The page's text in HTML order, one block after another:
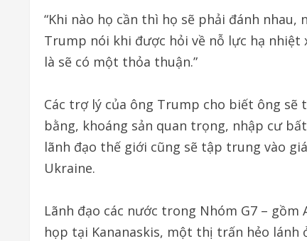
“Khi nào họ cần thì họ sẽ phải đánh nhau,
Trump nói khi được hỏi về nỗ lực hạ nhiệt
là sẽ có một thỏa thuận.”
Các trợ lý của ông Trump cho biết ông
bằng, khoáng sản quan trọng, nhập cư
lãnh đạo thế giới cũng sẽ tập trung vào
Ukraine.
Lãnh đạo các nước trong Nhóm G7 – gồm
họp tại Kananaskis, một thị trấn hẻo lánh